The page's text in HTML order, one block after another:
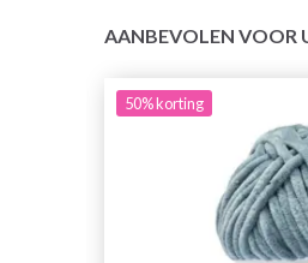
AANBEVOLEN VOOR
50%korting